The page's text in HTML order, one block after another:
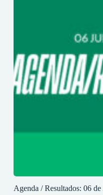
Agenda / Resultados: 06